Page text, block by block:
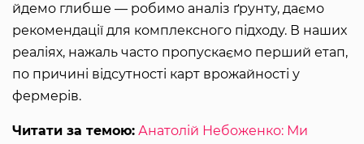
йдемо глибше — робимо аналіз ґрунту, даємо
рекомендації для комплексного підходу. В наших
реаліях, нажаль часто пропускаємо перший етап,
по причині відсутності карт врожайності у
фермерів.
Читати за темою: Анатолій Небоженко: Ми